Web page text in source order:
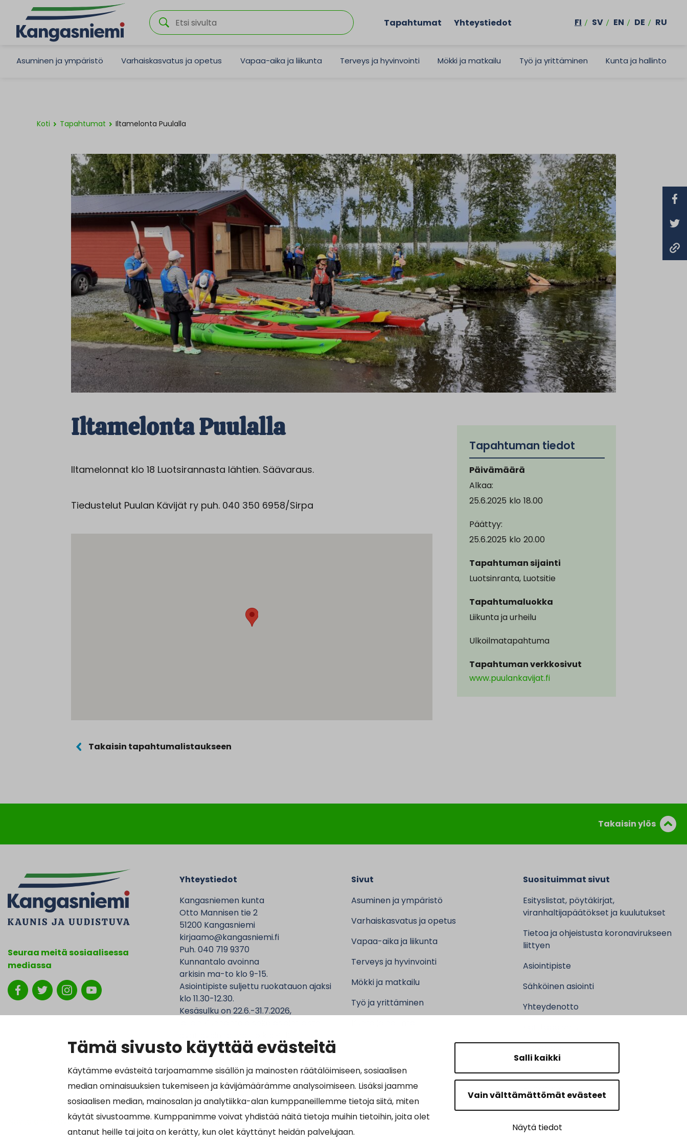
Tämä sivusto käyttää evästeitä
Käytämme evästeitä tarjoamamme sisällön ja mainosten räätälöimiseen, sosiaalisen
median ominaisuuksien tukemiseen ja kävijämäärämme analysoimiseen. Lisäksi jaamme
sosiaalisen median, mainosalan ja analytiikka-alan kumppaneillemme tietoja siitä, miten
käytät sivustoamme. Kumppanimme voivat yhdistää näitä tietoja muihin tietoihin, joita olet
antanut heille tai joita on kerätty, kun olet käyttänyt heidän palvelujaan.
Salli kaikki
Vain välttämättömät evästeet
Näytä tiedot
Tapahtumat Yhteystiedot FI SV EN DE RU
Asuminen ja ympäristö Varhaiskasvatus ja opetus Vapaa-aika ja liikunta Terveys ja hyvinvointi Mökki ja matkailu Työ ja yrittäminen Kunta ja hallinto
Koti Tapahtumat Iltamelonta Puulalla
Iltamelonta Puulalla
Iltamelonnat klo 18 Luotsirannasta lähtien. Säävaraus.
Tiedustelut Puulan Kävijät ry puh. 040 350 6958/Sirpa
Tapahtuman tiedot
Päivämäärä
Alkaa:
25.6.2025 klo 18.00
Päättyy:
25.6.2025 klo 20.00
Tapahtuman sijainti
Luotsinranta, Luotsitie
Tapahtumaluokka
Liikunta ja urheilu
Ulkoilmatapahtuma
Tapahtuman verkkosivut
www.puulankavijat.fi
Takaisin tapahtumalistaukseen
Takaisin ylös
Seuraa meitä sosiaalisessa
mediassa
Näytä omat evästeasetukseni
Yhteystiedot
Kangasniemen kunta
Otto Mannisen tie 2
51200 Kangasniemi
kirjaamo@kangasniemi.fi
Puh. 040 719 9370
Kunnantalo avoinna
arkisin ma-to klo 9-15.
Asiointipiste suljettu ruokatauon ajaksi
klo 11.30-12.30.
Kesäsulku on 22.6.-31.7.2026,
Laskutustiedot:
Y-tunnus 0164690-3
Verkkolaskuosoite: 0037016469034011
Välittäjätunnus: 003703575029
Sivut
Asuminen ja ympäristö
Varhaiskasvatus ja opetus
Vapaa-aika ja liikunta
Terveys ja hyvinvointi
Mökki ja matkailu
Työ ja yrittäminen
Suosituimmat sivut
Esityslistat, pöytäkirjat,
viranhaltijapäätökset ja kuulutukset
Tietoa ja ohjeistusta koronavirukseen
liittyen
Asiointipiste
Sähköinen asiointi
Yhteydenotto
Ruokalistat